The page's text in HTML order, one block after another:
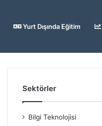
Yurt Dışında Eğitim
Sektörler
Bilgi Teknolojisi